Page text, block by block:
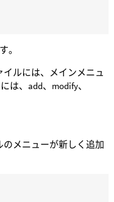
。
イルには、メインメニュ
は、add、modify、
のメニューが新しく追加